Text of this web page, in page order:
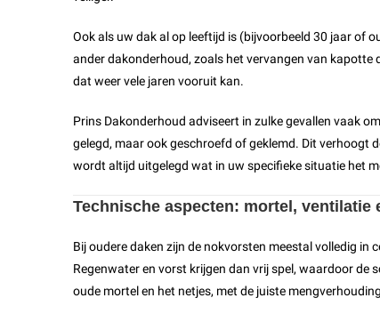
Ook als uw dak al op leeftijd is (bijvoorbeeld 30 jaar of
ander dakonderhoud, zoals het vervangen van kapotte
dat weer vele jaren vooruit kan.
Prins Dakonderhoud adviseert in zulke gevallen vaak
gelegd, maar ook geschroefd of geklemd. Dit verhoogt
wordt altijd uitgelegd wat in uw specifieke situatie het
Technische aspecten: mortel, ventilatie
Bij oudere daken zijn de nokvorsten meestal volledig
Regenwater en vorst krijgen dan vrij spel, waardoor de
oude mortel en het netjes, met de juiste